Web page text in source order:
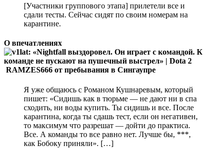
[Участники группового этапа] прилетели все и
сдали тесты. Сейчас сидят по своим номерам на
карантине.
О впечатлениях
RAMZES666 от пребывания в Сингаупре
Я уже общаюсь с Романом Кушнаревым, который
пишет: «Сидишь как в тюрьме — не дают ни в спа
сходить, ни воды купить. Ты сидишь и все. После
карантина, когда ты сдашь тест, если он негативен,
то максимум что разрешат — дойти до практиса.
Все. А команды то все равно нет. Лучше бы, ***,
как Бобоку приняли». […]